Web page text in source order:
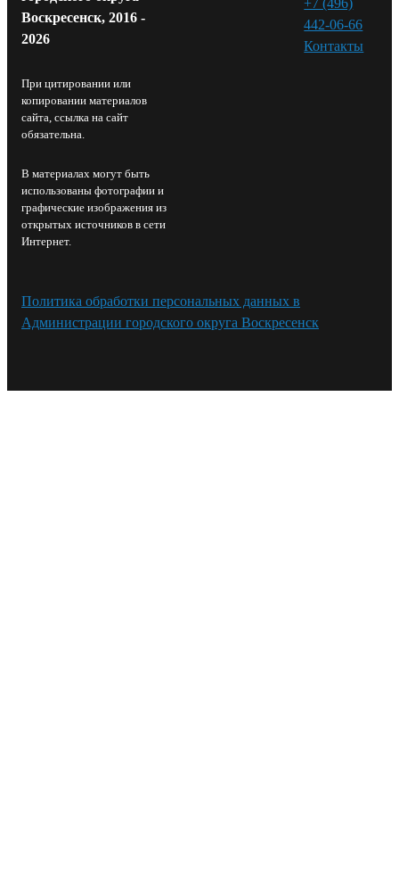
Воскресенск, 2016 -
2026
При цитировании или
копировании материалов
сайта, ссылка на сайт
обязательна.
В материалах могут быть
использованы фотографии и
графические изображения из
открытых источников в сети
Интернет.
442-06-66
Контакты⁠
Политика обработки персональных данных в
Администрации городского округа Воскресенск